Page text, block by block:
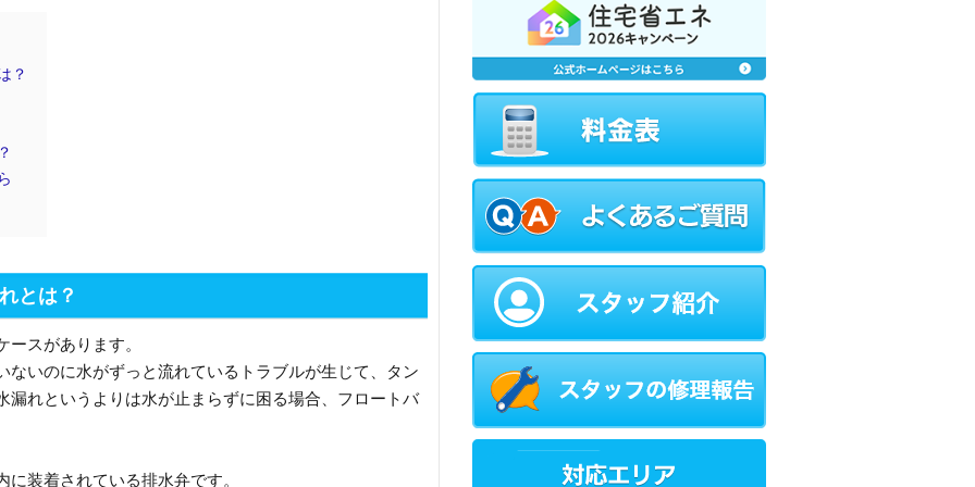
？
とは？
スがあります。
ないのに水がずっと流れているトラブルが生じて、タン
漏れというよりは水が止まらずに困る場合、フロートバ
装着されている排水弁です。